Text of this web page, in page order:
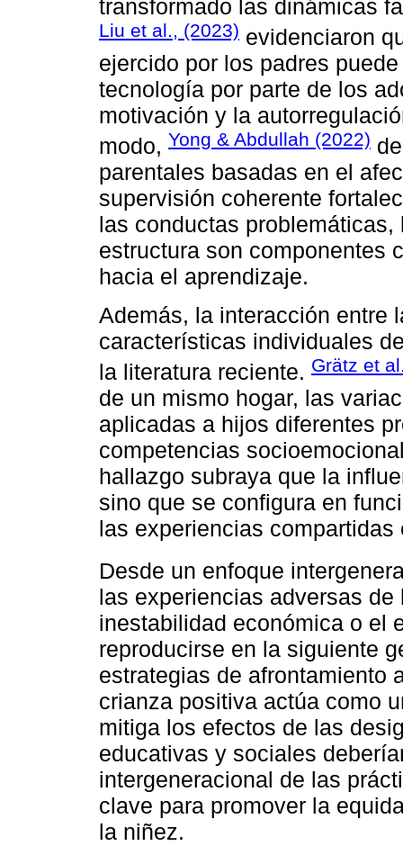
transformado las dinámicas
Liu et al., (2023) evidenciaron
ejercido por los padres
tecnología por parte de los
motivación y la
modo, Yong & Abdullah (2022)
parentales basadas en el
supervisión coherente
las conductas
estructura son componentes
hacia el aprendizaje.
Además, la interacción entre
características individuales
la literatura reciente. Grätz et
de un mismo hogar, las
aplicadas a hijos diferentes
competencias
hallazgo subraya que la
sino que se configura en
las experiencias
Desde un enfoque
las experiencias adversas
inestabilidad económica o el
reproducirse en la siguiente
estrategias de afrontamiento
crianza positiva actúa como
mitiga los efectos de las
educativas y sociales
intergeneracional de las
clave para promover la
la niñez.